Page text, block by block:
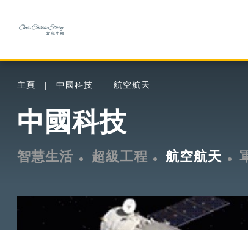
主頁 中國科技 航空航天
中國科技
智慧生活 超級工程 航空航天